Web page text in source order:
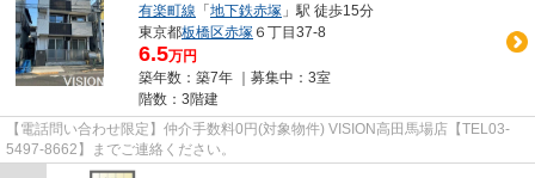
有楽町線 「地下鉄赤塚 」駅 徒歩15分
東京都板橋区赤塚 ６丁目37-8
6.5万円
築年数：築7年 ｜募集中： 3室
階数：3階建
【電話問い合わせ限定】仲介手数料0円(対象物件) VISION高田馬場店【TEL03-
5497-8662】までご連絡ください。